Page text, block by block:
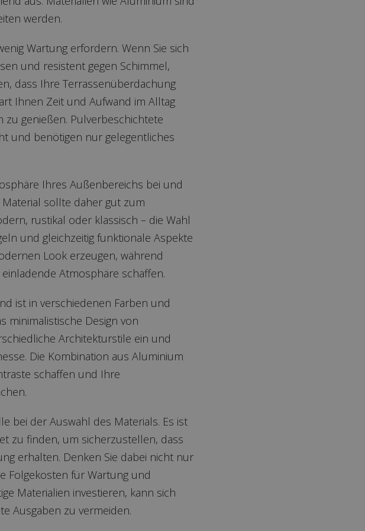
werden.
Wartung erfordern. Wenn Sie sich
und resistent gegen Schimmel,
dass Ihre Terrassenüberdachung
Ihnen Zeit und Aufwand im Alltag
genießen. Pulverbeschichtete
und benötigen nur gelegentliches
Ihres Außenbereichs bei und
sollte daher gut zum
rustikal oder klassisch – die Wahl
und gleichzeitig funktionale Aspekte
Look erzeugen, während
Atmosphäre schaffen.
ist in verschiedenen Farben und
minimalistische Design von
Architekturstile ein und
Die Kombination aus Aluminium
schaffen und Ihre
bei der Auswahl des Materials. Es ist
zu finden, um sicherzustellen, dass
erhalten. Denken Sie dabei nicht nur
Folgekosten für Wartung und
Materialien investieren, kann sich
Ausgaben zu vermeiden.